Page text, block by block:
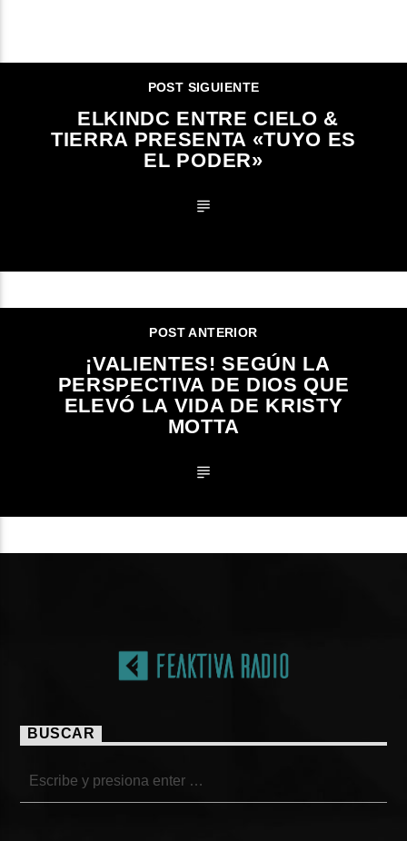
POST SIGUIENTE
ELKINDC ENTRE CIELO &
TIERRA PRESENTA «TUYO ES
EL PODER»
POST ANTERIOR
¡VALIENTES! SEGÚN LA
PERSPECTIVA DE DIOS QUE
ELEVÓ LA VIDA DE KRISTY
MOTTA
BUSCAR